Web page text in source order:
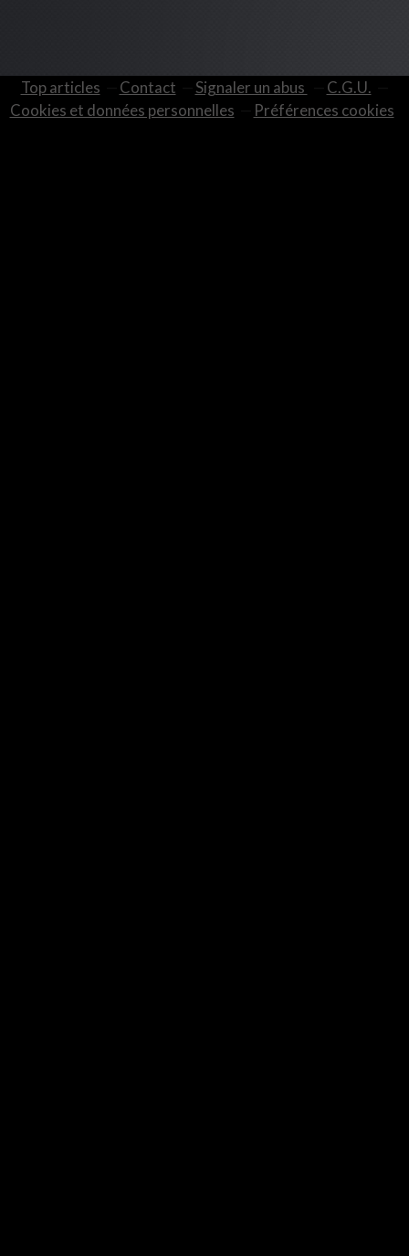
Top articles Contact Signaler un abus
C.G.U.
Cookies et données personnelles
Préférences cookies